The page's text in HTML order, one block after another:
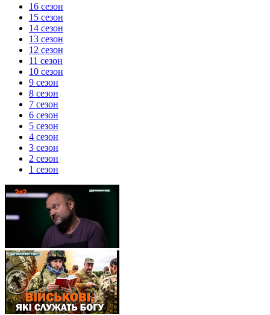
16 сезон
15 сезон
14 сезон
13 сезон
12 сезон
11 сезон
10 сезон
9 сезон
8 сезон
7 сезон
6 сезон
5 сезон
4 сезон
3 сезон
2 сезон
1 сезон